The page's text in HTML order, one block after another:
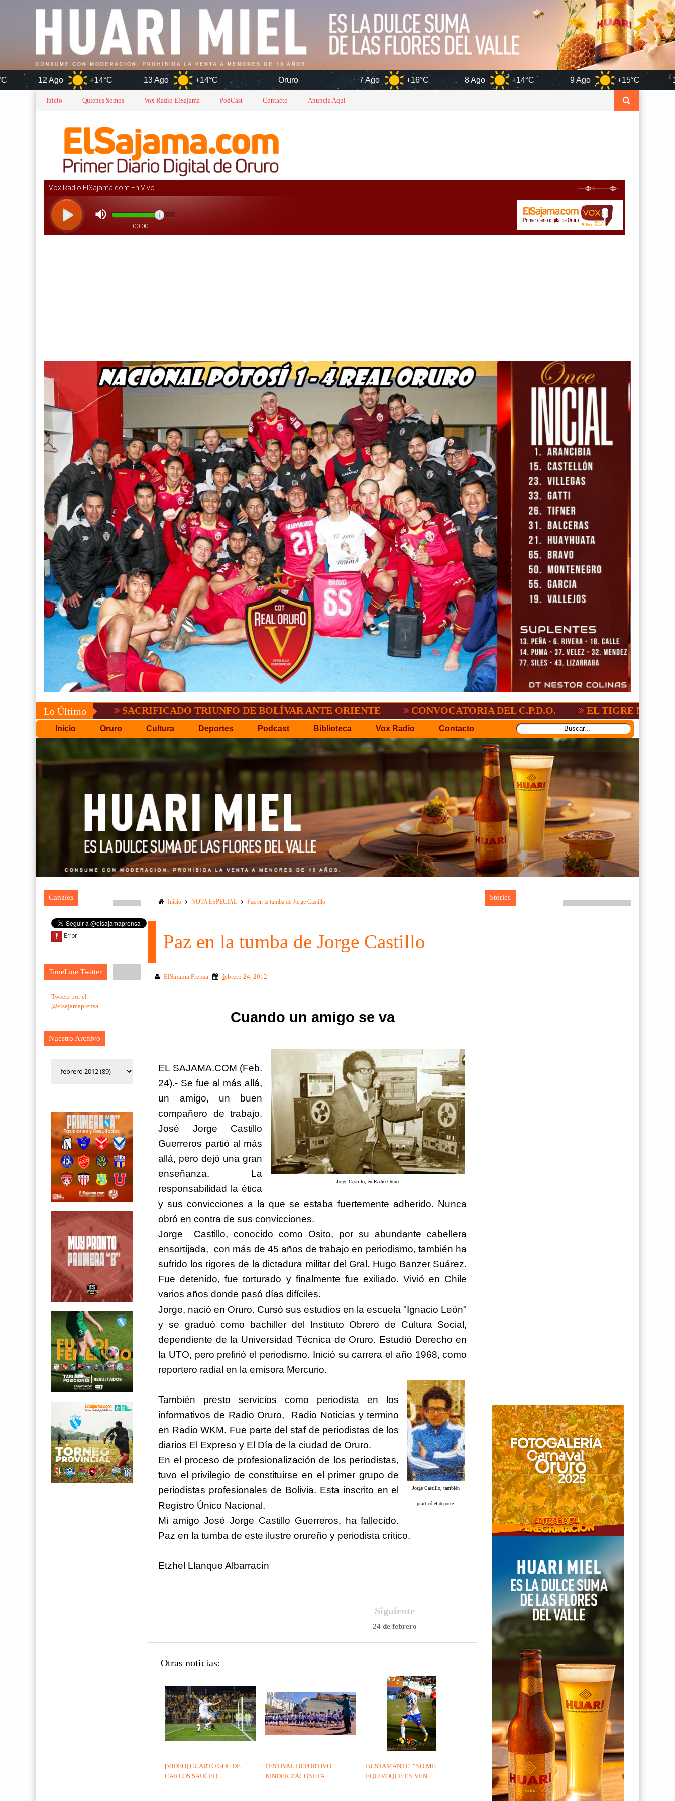
+14°C 13 Ago +14°C Oruro 7 Ago +16°C 8 Ago +14°C 9 Ago +15°C 10 Ago
Inicio Quienes Somos Vox Radio ElSajama PodCast Contacto Anuncia Aqui
Lo ÚltimoSACRIFICADO TRIUNFO DE BOLÍVAR ANTE ORIENTE CONVOCATORIA DEL C.P.D.O. EL TIGRE NO PERDONO A
Inicio Oruro Cultura Deportes Podcast Biblioteca Vox Radio Contacto
Canales
TimeLine Twitter
Tweets por el
@elsajamaprensa.
Nuestro Archivo
Inicio NOTA ESPECIAL Paz en la tumba de Jorge Castillo
Paz en la tumba de Jorge Castillo
ElSajama Prensa febrero 24, 2012
Cuando un amigo se va
Jorge Castillo, en Radio Oruro
EL SAJAMA.COM (Feb.
24).- Se fue al más allá,
un amigo, un buen
compañero de trabajo.
José Jorge Castillo
Guerreros partió al más
allá, pero dejó una gran
enseñanza. La
responsabilidad la ética
y sus convicciones a la que se estaba fuertemente adherido. Nunca
obró en contra de sus convicciones.
Jorge Castillo, conocido como Osito, por su abundante cabellera
ensortijada, con más de 45 años de trabajo en periodismo, también ha
sufrido los rigores de la dictadura militar del Gral. Hugo Banzer Suárez.
Fue detenido, fue torturado y finalmente fue exiliado. Vivió en Chile
varios años donde pasó días difíciles.
Jorge, nació en Oruro. Cursó sus estudios en la escuela "Ignacio León"
y se graduó como bachiller del Instituto Obrero de Cultura Social,
dependiente de la Universidad Técnica de Oruro. Estudió Derecho en
la UTO, pero prefirió el periodismo. Inició su carrera el año 1968, como
reportero radial en la emisora Mercurio.
Jorge Castillo, también
practicó el deporte
También presto servicios como periodista en los
informativos de Radio Oruro, Radio Noticias y termino
en Radio WKM. Fue parte del staf de periodistas de los
diarios El Expreso y El Día de la ciudad de Oruro.
En el proceso de profesionalización de los periodistas,
tuvo el privilegio de constituirse en el primer grupo de
periodistas profesionales de Bolivia. Esta inscrito en el
Registro Único Nacional.
Mi amigo José Jorge Castillo Guerreros, ha fallecido.
Paz en la tumba de este ilustre orureño y periodista crítico.
Etzhel Llanque Albarracín
Siguiente
24 de febrero
Otras noticias:
BUSTAMANTE: "NO ME
EQUIVOQUE EN VEN...
FESTIVAL DEPORTIVO
KINDER ZACONETA ...
[VIDEO] CUARTO GOL DE
CARLOS SAUCED...
Stories